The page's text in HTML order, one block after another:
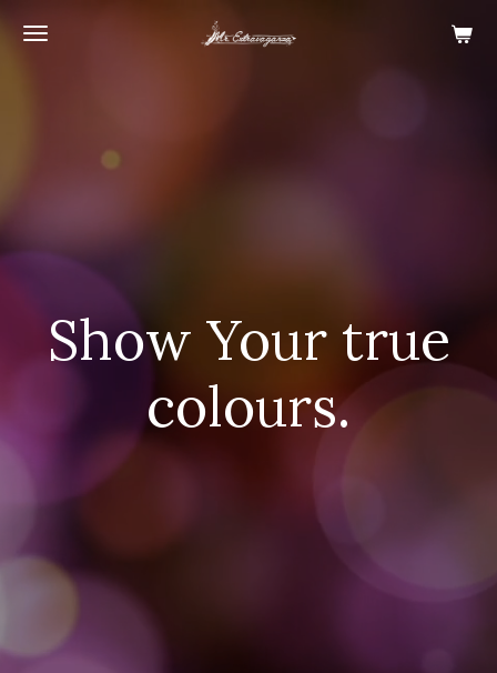
Ga
Show Your true
colours.